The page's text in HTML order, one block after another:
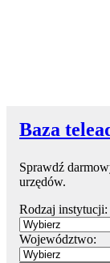
Baza
Sprawdź
urzędów.
Rodzaj instytucji:
Województwo: